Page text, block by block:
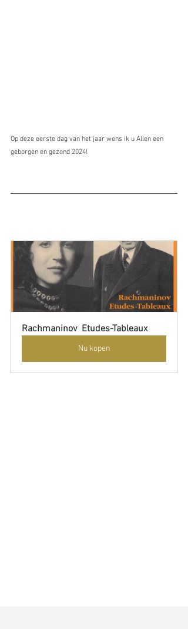
Op deze eerste dag van het jaar wens ik u Allen een
geborgen en gezond 2024!
Rachmaninov  Etudes-Tableaux
Nu kopen